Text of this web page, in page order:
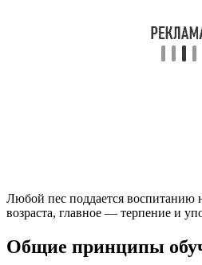
Любой пес поддается воспитанию
возраста, главное — терпение и
Общие принципы